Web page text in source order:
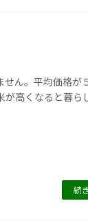
ん。平均価格が
が高くなると暮ら
続